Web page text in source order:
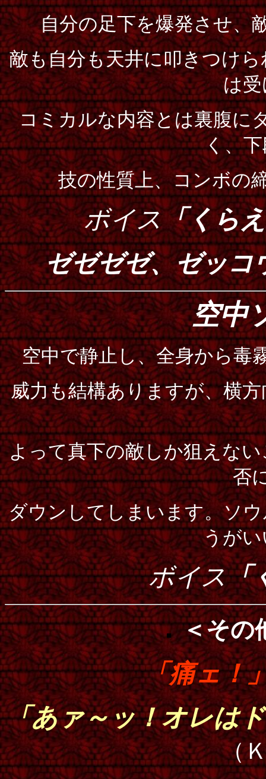
自分の足下を爆発させ、
敵も自分も天井に叩きつけ
は
コミカルな内容とは裏腹に
く、
技の性質上、コンボの
ボイス「くら
ゼゼゼゼ、ゼッコ
空中
空中で静止し、全身から毒
威力も結構ありますが、横
よって真下の敵しか狙えな
否
ダウンしてしまいます。ソ
うが
ボイス「
．＜その
「痛ェ
「あァ～ッ！オレは
（